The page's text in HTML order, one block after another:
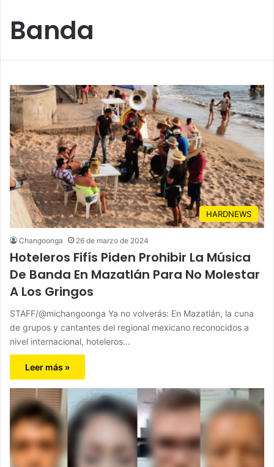
Banda
HARDNEWS
Changoonga 26 de marzo de 2024
Hoteleros Fifís Piden Prohibir La Música
De Banda En Mazatlán Para No Molestar
A Los Gringos
STAFF/@michangoonga Ya no volverás: En Mazatlán, la cuna
de grupos y cantantes del regional mexicano reconocidos a
nivel internacional, hoteleros…
Leer más »